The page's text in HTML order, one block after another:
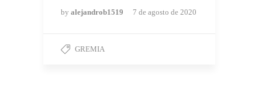
by alejandrob1519 7 de agosto de 2020
GREMIA